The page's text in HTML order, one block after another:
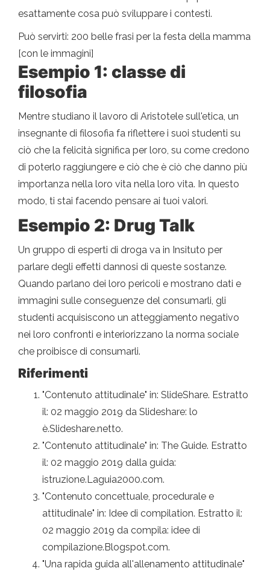
esattamente cosa può sviluppare i contesti.
Può servirti: 200 belle frasi per la festa della mamma
[con le immagini]
Esempio 1: classe di
filosofia
Mentre studiano il lavoro di Aristotele sull'etica, un
insegnante di filosofia fa riflettere i suoi studenti su
ciò che la felicità significa per loro, su come credono
di poterlo raggiungere e ciò che è ciò che danno più
importanza nella loro vita nella loro vita. In questo
modo, ti stai facendo pensare ai tuoi valori.
Esempio 2: Drug Talk
Un gruppo di esperti di droga va in Insituto per
parlare degli effetti dannosi di queste sostanze.
Quando parlano dei loro pericoli e mostrano dati e
immagini sulle conseguenze del consumarli, gli
studenti acquisiscono un atteggiamento negativo
nei loro confronti e interiorizzano la norma sociale
che proibisce di consumarli.
Riferimenti
"Contenuto attitudinale" in: SlideShare. Estratto
il: 02 maggio 2019 da Slideshare: lo
è.Slideshare.netto.
"Contenuto attitudinale" in: The Guide. Estratto
il: 02 maggio 2019 dalla guida:
istruzione.Laguia2000.com.
"Contenuto concettuale, procedurale e
attitudinale" in: Idee di compilation. Estratto il:
02 maggio 2019 da compila: idee di
compilazione.Blogspot.com.
"Una rapida guida all'allenamento attitudinale"